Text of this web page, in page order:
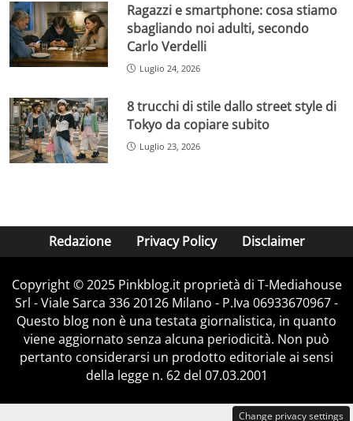
Ragazzi e smartphone: cosa stiamo
sbagliando noi adulti, secondo
Carlo Verdelli
Luglio 24, 2026
8 trucchi di stile dallo street style di
Tokyo da copiare subito
Luglio 23, 2026
Redazione Privacy Policy Disclaimer
Copyright © 2025 Pinkblog.it proprietà di T-Mediahouse
Srl - Viale Sarca 336 20126 Milano - P.Iva 06933670967 -
Questo blog non è una testata giornalistica, in quanto
viene aggiornato senza alcuna periodicità. Non può
pertanto considerarsi un prodotto editoriale ai sensi
della legge n. 62 del 07.03.2001
Change privacy settings